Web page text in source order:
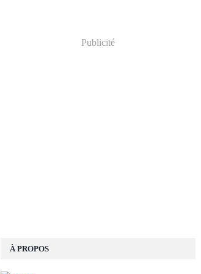
À PROPOS
Publicité